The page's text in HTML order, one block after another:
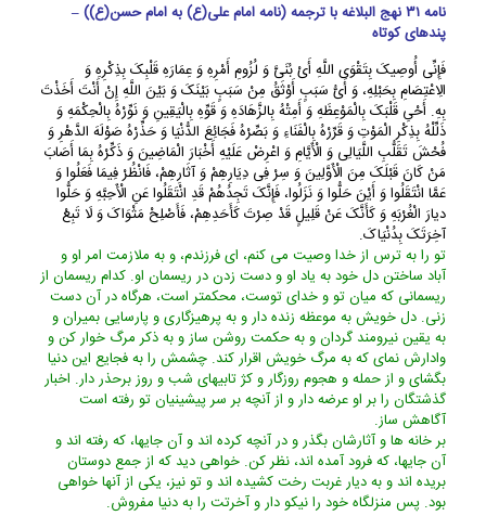
نامه ۳۱ نهج البلاغه با ترجمه (نامه امام علی(ع) به امام حسن(ع)) –
پندهای کوتاه
فَإِنِّی أُوصِیکَ بِتَقْوَى اللَّهِ أَیْ بُنَیَّ وَ لُزُومِ أَمْرِهِ وَ عِمَارَهِ قَلْبِکَ بِذِکْرِهِ وَ
الِاعْتِصَامِ بِحَبْلِهِ، وَ أَیُّ سَبَبٍ أَوْثَقُ مِنْ سَبَبٍ بَیْنَکَ وَ بَیْنَ اللَّهِ إِنْ أَنْتَ أَخَذْتَ
بِهِ. أَحْیِ قَلْبَکَ بِالْمَوْعِظَهِ وَ أَمِتْهُ بِالزَّهَادَهِ وَ قَوِّهِ بِالْیَقِینِ وَ نَوِّرْهُ بِالْحِکْمَهِ وَ
ذَلِّلْهُ بِذِکْرِ الْمَوْتِ وَ قَرِّرْهُ بِالْفَنَاءِ وَ بَصِّرْهُ فَجَائِعَ الدُّنْیَا وَ حَذِّرْهُ صَوْلَهَ الدَّهْرِ وَ
فُحْشَ تَقَلُّبِ اللَّیَالِی وَ الْأَیَّامِ وَ اعْرِضْ عَلَیْهِ أَخْبَارَ الْمَاضِینَ وَ ذَکِّرْهُ بِمَا أَصَابَ
مَنْ کَانَ قَبْلَکَ مِنَ الْأَوَّلِینَ وَ سِرْ فِی دِیَارِهِمْ وَ آثَارِهِمْ، فَانْظُرْ فِیمَا فَعَلُوا وَ
عَمَّا انْتَقَلُوا وَ أَیْنَ حَلُّوا وَ نَزَلُوا، فَإِنَّکَ تَجِدُهُمْ قَدِ انْتَقَلُوا عَنِ الْأَحِبَّهِ وَ حَلُّوا
دیارَ الْغُرْبَهِ وَ کَأَنَّکَ عَنْ قَلِیلٍ قَدْ صِرْتَ کَأَحَدِهِمْ، فَأَصْلِحْ مَثْوَاکَ وَ لَا تَبِعْ
آخِرَتَکَ بِدُنْیَاکَ.
تو را به ترس از خدا وصیت مى کنم، اى فرزندم، و به ملازمت امر او و
آباد ساختن دل خود به یاد او و دست زدن در ریسمان او. کدام ریسمان از
ریسمانى که میان تو و خداى توست، محکمتر است، هرگاه در آن دست
زنى. دل خویش به موعظه زنده دار و به پرهیزگارى و پارسایى بمیران و
به یقین نیرومند گردان و به حکمت روشن ساز و به ذکر مرگ خوار کن و
وادارش نماى که به مرگ خویش اقرار کند. چشمش را به فجایع این دنیا
بگشاى و از حمله و هجوم روزگار و کژ تابیهاى شب و روز برحذر دار. اخبار
گذشتگان را بر او عرضه دار و از آنچه بر سر پیشینیان تو رفته است
آگاهش ساز.
بر خانه ها و آثارشان بگذر و در آنچه کرده اند و آن جایها، که رفته اند و
آن جایها، که فرود آمده اند، نظر کن. خواهى دید که از جمع دوستان
بریده اند و به دیار غربت رخت کشیده اند و تو نیز، یکى از آنها خواهى
بود. پس منزلگاه خود را نیکو دار و آخرتت را به دنیا مفروش.